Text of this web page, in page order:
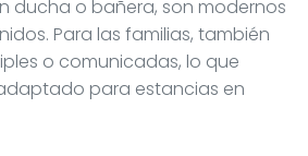
ducha o bañera, son modernos
Para las familias, también
o comunicadas, lo que
para estancias en